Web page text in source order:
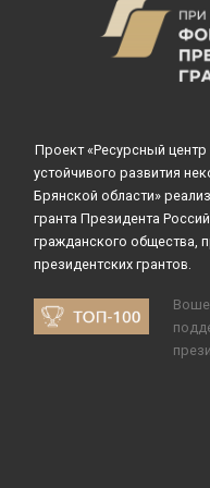
Проект «Ресурсный
устойчивого развития
Брянской области»
гранта Президента
гражданского общества,
президентских грантов.